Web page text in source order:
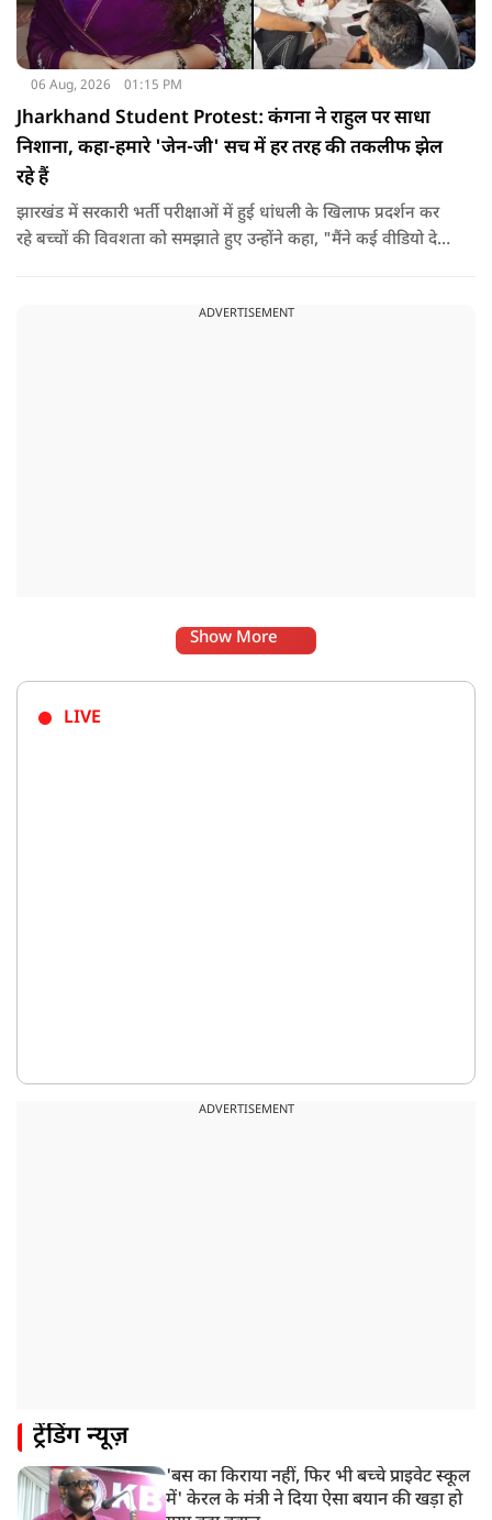
06 Aug, 2026 01:15 PM
Jharkhand Student Protest: कंगना ने राहुल पर साधा
निशाना, कहा-हमारे 'जेन-जी' सच में हर तरह की तकलीफ झेल
रहे हैं
झारखंड में सरकारी भर्ती परीक्षाओं में हुई धांधली के खिलाफ प्रदर्शन कर
रहे बच्चों की विवशता को समझाते हुए उन्होंने कहा, "मैंने कई वीडियो देखे
यहां तक गंभीर हैं कि बच्चों के पास ऑनलाइन फूड नहीं जा पा रहा है. ऐसी
ADVERTISEMENT
Show More
LIVE
ADVERTISEMENT
ट्रेंडिंग न्यूज़
'बस का किराया नहीं, फिर भी बच्चे प्राइवेट स्कूल
में' केरल के मंत्री ने दिया ऐसा बयान की खड़ा हो